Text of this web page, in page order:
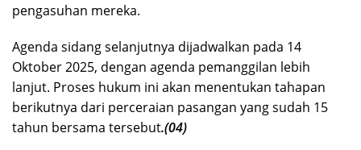
pengasuhan mereka.
Agenda sidang selanjutnya dijadwalkan pada 14
Oktober 2025, dengan agenda pemanggilan lebih
lanjut. Proses hukum ini akan menentukan tahapan
berikutnya dari perceraian pasangan yang sudah 15
tahun bersama tersebut.(04)